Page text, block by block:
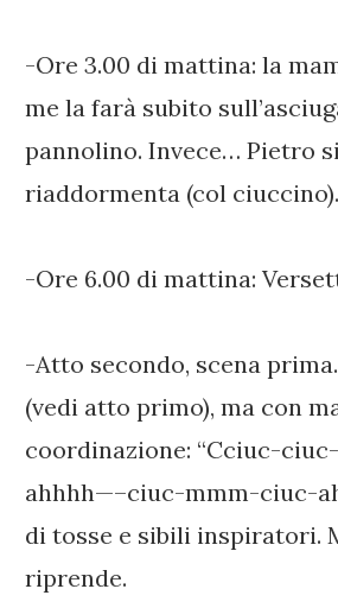
-Ore 3.00 di mattina: la
me la farà subito
pannolino. Invece… Pietro
riaddormenta (col ciuccino).
-Ore 6.00 di mattina:
-Atto secondo, scena
(vedi atto primo), ma con
coordinazione: “Cciuc-
ahhhh—–ciuc-mmm-ciuc-
di tosse e sibili inspiratori.
riprende.